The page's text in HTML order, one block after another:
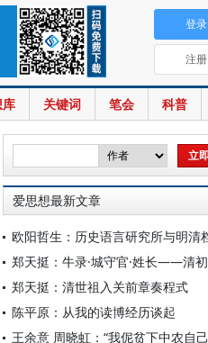
关键词 笔会 科普
登录
注册
爱思想最新文章
郑天挺：清世祖入关前章奏程式
陈平原：从我的读博经历谈起